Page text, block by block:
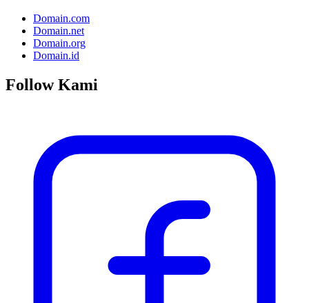
Domain.com
Domain.net
Domain.org
Domain.id
Follow Kami